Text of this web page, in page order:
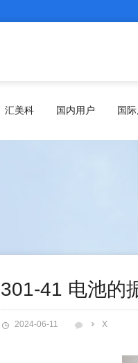
汇美科 国内用户 国
301-41 电池的
2024-06-11 X